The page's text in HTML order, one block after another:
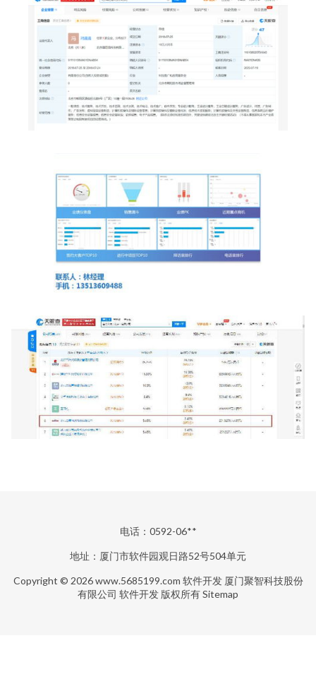
电话：0592-06**
地址：厦门市软件园观日路52号504单元
Copyright © 2026www.5685199.com 软件开发 厦门聚智科技股份
有限公司 软件开发 版权所有Sitemap